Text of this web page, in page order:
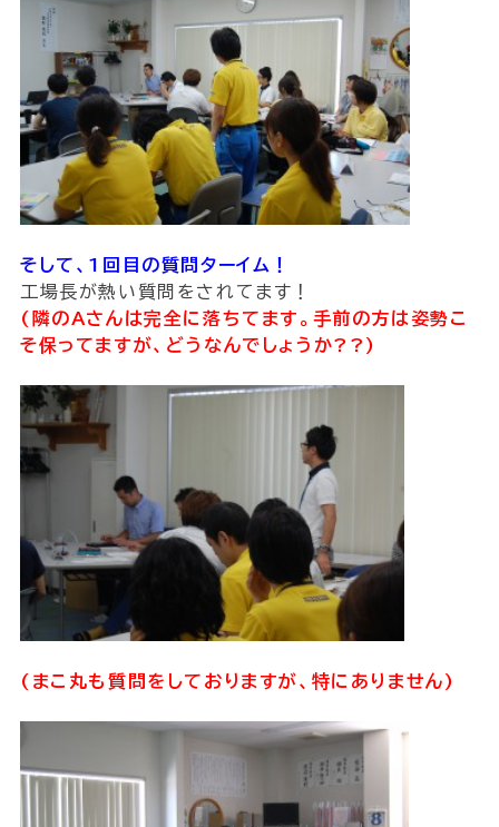
そして、1回目の質問ターイム！
工場長が熱い質問をされてます！
(隣のAさんは完全に落ちてます。手前の方は姿勢こ
そ保ってますが、どうなんでしょうか??)
(まこ丸も質問をしておりますが、特にありません)